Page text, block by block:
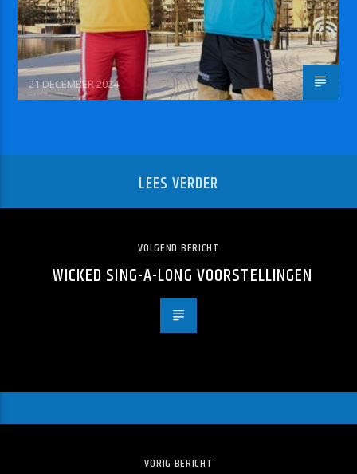
21 DECEMBER 2024
LEES VERDER
VOLGEND BERICHT
WICKED SING-A-LONG VOORSTELLINGEN
VORIG BERICHT